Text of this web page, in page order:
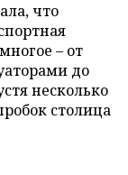
что
– от
до
несколько
столица